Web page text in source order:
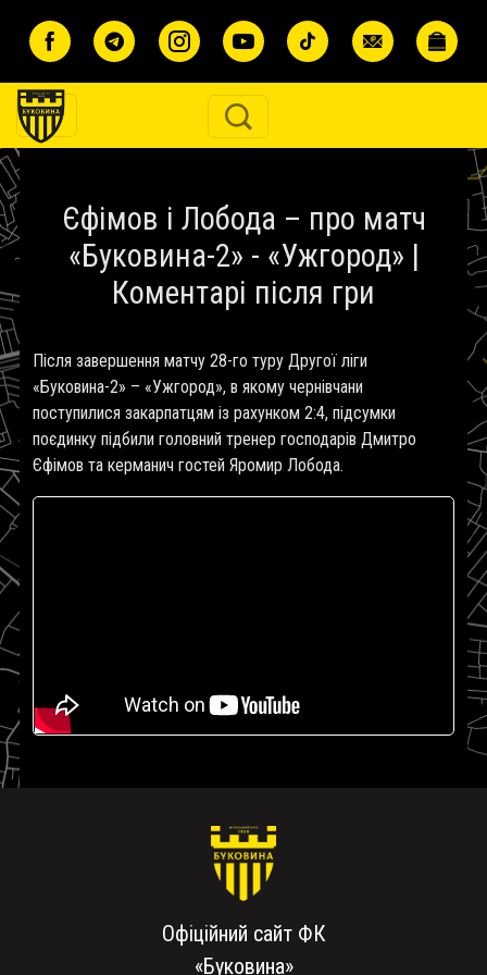
Єфімов і Лобода – про матч
«Буковина-2» - «Ужгород» |
Коментарі після гри
Після завершення матчу 28-го туру Другої ліги
«Буковина-2» – «Ужгород», в якому чернівчани
поступилися закарпатцям із рахунком 2:4, підсумки
поєдинку підбили головний тренер господарів Дмитро
Єфімов та керманич гостей Яромир Лобода.
Офіційний сайт ФК
«Буковина»